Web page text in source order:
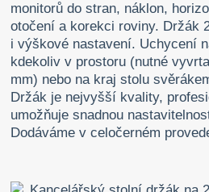
monitorů do stran, náklon,
otočení a korekci roviny. Držák
i výškové nastavení. Uchycení
kdekoliv v prostoru (nutné
mm) nebo na kraj stolu
Držák je nejvyšší kvality,
umožňuje snadnou
Dodáváme v celočerném